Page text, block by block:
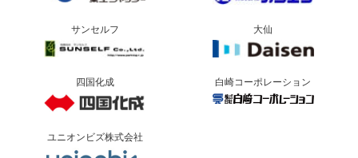
サンセルフ 大仙
四国化成 白崎コーポレーション
ユニオンビズ株式会社